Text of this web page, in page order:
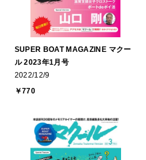
SUPER BOAT MAGAZINE マクー
ル 2023年1月号
2022/12/9
￥770